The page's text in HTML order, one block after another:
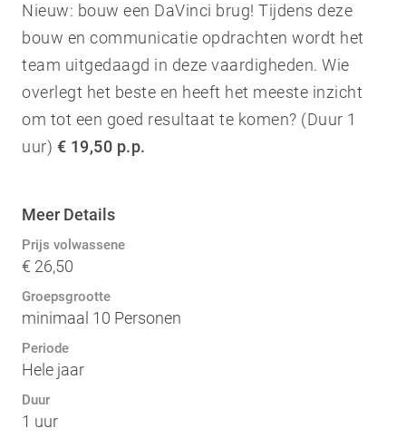
Nieuw: bouw een DaVinci brug! Tijdens deze
bouw en communicatie opdrachten wordt het
team uitgedaagd in deze vaardigheden. Wie
overlegt het beste en heeft het meeste inzicht
om tot een goed resultaat te komen? (Duur 1
uur) € 19,50 p.p.
Meer Details
Prijs volwassene
€ 26,50
Groepsgrootte
minimaal 10 Personen
Periode
Hele jaar
Duur
1 uur